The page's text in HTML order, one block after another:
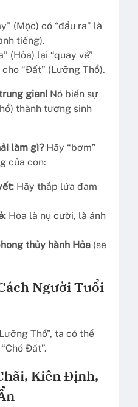
(Mộc) có “đầu ra” là
tiếng).
(Hỏa) lại “quay về”
“Đất” (Lưỡng Thổ).
gian! Nó biến sự
thành tương sinh
làm gì?Hãy “bơm”
của con:
Hãy thắp lửa đam
Hỏa là nụ cười, là ánh
thủy hành Hỏa (sẽ
Người Tuổi
Thổ”, ta có thể
Đất”.
Kiên Định,